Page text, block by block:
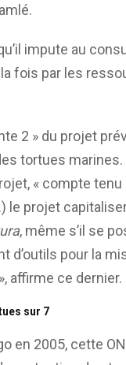
impute au
fois par les
2 » du projet
tortues marines.
« compte
le projet
, même s’il se
d’outils pour la
affirme ce dernier.
sur 7
en 2005, cette